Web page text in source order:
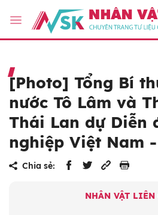
[Photo] Tổng Bí
nước Tô Lâm và
Thái Lan dự Diễn
nghiệp Việt Nam
Chia sẻ:
NHÂN VẬT LIÊN